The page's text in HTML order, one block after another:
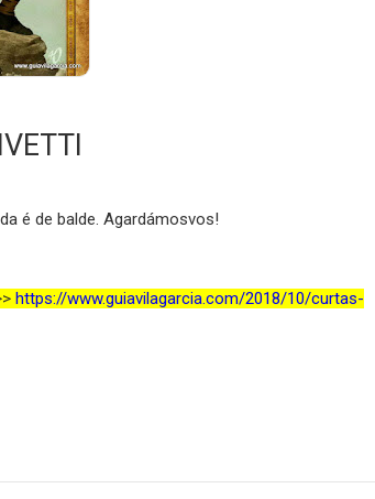
é de balde. Agardámosvos!
https://www.guiavilagarcia.com/2018/10/curtas-